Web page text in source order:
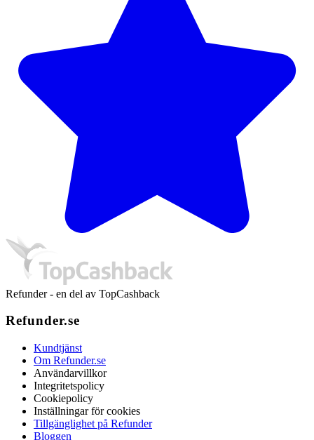
Refunder - en del av TopCashback
Refunder.se
Kundtjänst
Om Refunder.se
Användarvillkor
Integritetspolicy
Cookiepolicy
Inställningar för cookies
Tillgänglighet på Refunder
Bloggen